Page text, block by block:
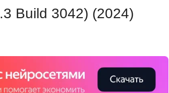
Build 3042) (2024)